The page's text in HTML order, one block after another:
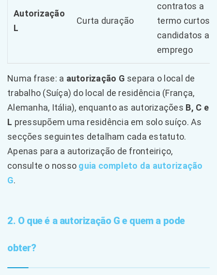
Autorização
L
Curta duração
contratos a
termo curtos,
candidatos a
emprego
Numa frase: a autorização G separa o local de
trabalho (Suíça) do local de residência (França,
Alemanha, Itália), enquanto as autorizações B, C e
L pressupõem uma residência em solo suíço. As
secções seguintes detalham cada estatuto.
Apenas para a autorização de fronteiriço,
consulte o nosso guia completo da autorização
G.
2. O que é a autorização G e quem a pode
obter?